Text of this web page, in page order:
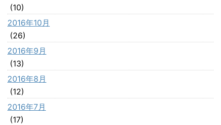
(10)
2016年10月
(26)
2016年9月
(13)
2016年8月
(12)
2016年7月
(17)